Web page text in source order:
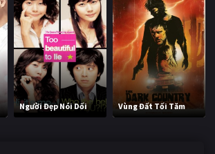
Người Đẹp Nói Dối Vùng Đất Tối Tăm